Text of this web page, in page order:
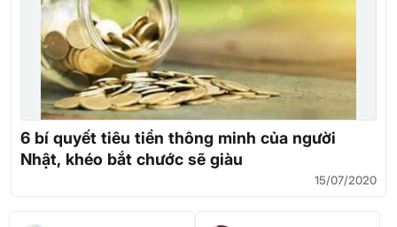
6 bí quyết tiêu tiền thông minh của người
Nhật, khéo bắt chước sẽ giàu
15/07/2020